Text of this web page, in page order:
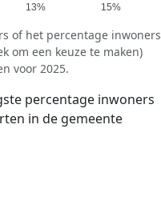
13% 15%
of het percentage inwoners
om een keuze te maken)
voor 2025.
percentage inwoners
in de gemeente